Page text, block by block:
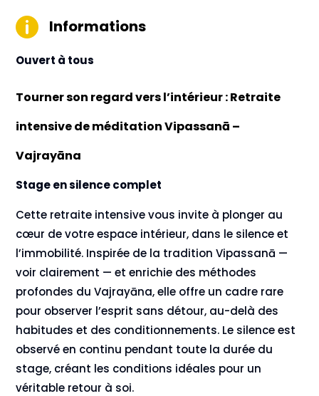
 Informations
Ouvert à tous
Tourner son regard vers l’intérieur : Retraite
intensive de méditation Vipassanā –
Vajrayāna
Stage en silence complet
Cette retraite intensive vous invite à plonger au
cœur de votre espace intérieur, dans le silence et
l’immobilité. Inspirée de la tradition Vipassanā —
voir clairement — et enrichie des méthodes
profondes du Vajrayāna, elle offre un cadre rare
pour observer l’esprit sans détour, au-delà des
habitudes et des conditionnements. Le silence est
observé en continu pendant toute la durée du
stage, créant les conditions idéales pour un
véritable retour à soi.